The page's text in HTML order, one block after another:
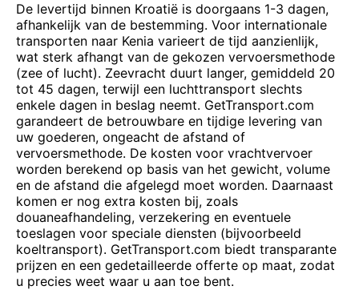
De levertijd binnen Kroatië is doorgaans 1-3 dagen,
afhankelijk van de bestemming. Voor internationale
transporten naar Kenia varieert de tijd aanzienlijk,
wat sterk afhangt van de gekozen vervoersmethode
(zee of lucht). Zeevracht duurt langer, gemiddeld 20
tot 45 dagen, terwijl een luchttransport slechts
enkele dagen in beslag neemt. GetTransport.com
garandeert de betrouwbare en tijdige levering van
uw goederen, ongeacht de afstand of
vervoersmethode. De kosten voor vrachtvervoer
worden berekend op basis van het gewicht, volume
en de afstand die afgelegd moet worden. Daarnaast
komen er nog extra kosten bij, zoals
douaneafhandeling, verzekering en eventuele
toeslagen voor speciale diensten (bijvoorbeeld
koeltransport). GetTransport.com biedt transparante
prijzen en een gedetailleerde offerte op maat, zodat
u precies weet waar u aan toe bent.